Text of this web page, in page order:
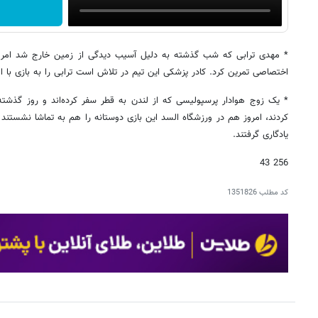
* مهدی ترابی که شب گذشته به دلیل آسیب دیدگی از زمین خارج شد
اختصاصی تمرین کرد. کادر پزشکی این تیم در تلاش است ترابی را به بازی با
* یک زوج هوادار پرسپولیسی که از لندن به قطر سفر کرده‌اند و روز
کردند، امروز هم در ورزشگاه السد این بازی دوستانه را هم به تماشا
یادگاری گرفتند.
256 43
کد مطلب1351826